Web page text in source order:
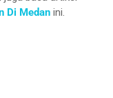
Di Medan ini.